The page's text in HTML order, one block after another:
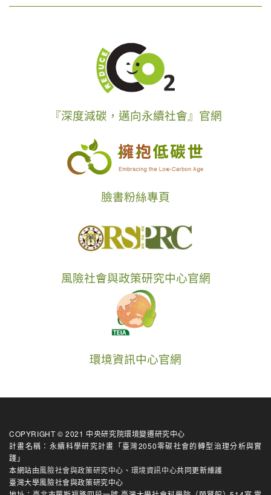
『深度減碳，邁向永續社會』官網
臉書粉絲專頁
風險社會與政策研究中心官網
環境資訊中心官網
COPYRIGHT © 2021 中央研究院環境變遷研究中心
計畫名稱：永續科學研究計畫「臺灣2050零碳社會的轉型治理分析與實
踐」
本網站由風險社會與政策研究中心 、 環境資訊中心共同更新維護
臺灣大學風險社會與政策研究中心